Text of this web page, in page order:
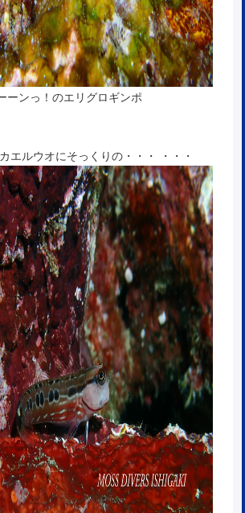
ーンっ！のエリグロギンポ
エルウオにそっくりの・・・ ・・・